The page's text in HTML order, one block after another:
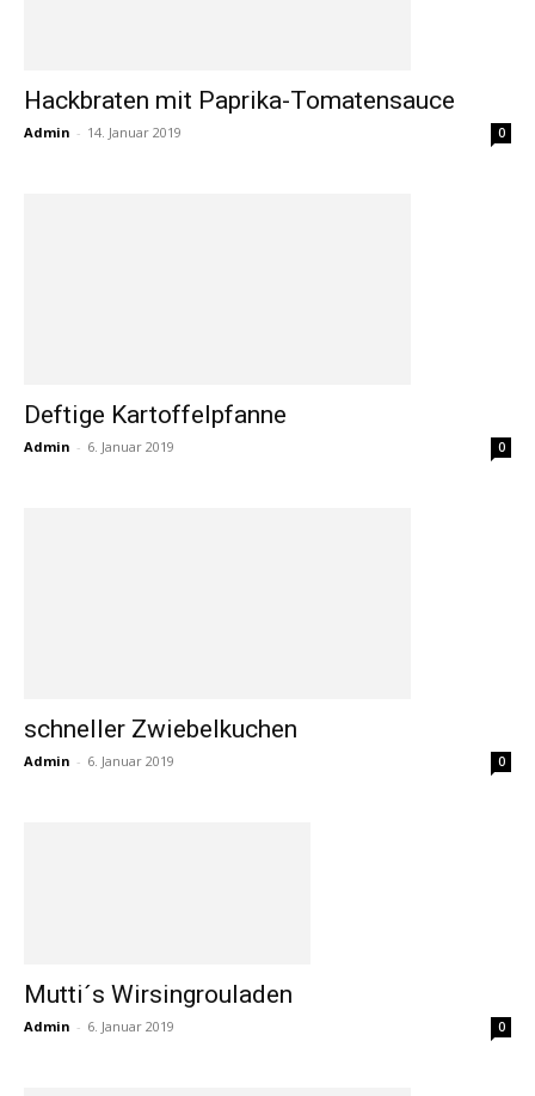
Hackbraten mit Paprika-Tomatensauce
Admin - 14. Januar 2019 0
Deftige Kartoffelpfanne
Admin - 6. Januar 2019 0
schneller Zwiebelkuchen
Admin - 6. Januar 2019 0
Mutti´s Wirsingrouladen
Admin - 6. Januar 2019 0